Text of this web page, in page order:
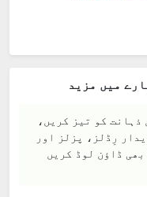
کو تیز کریں،
رِڈلز، پزلز اور
ڈاؤن لوڈ کریں